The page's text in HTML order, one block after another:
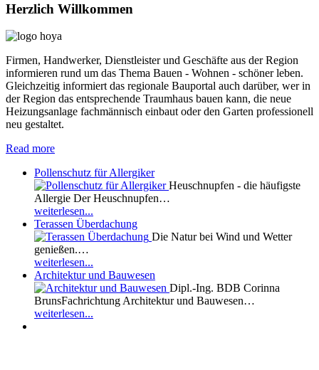
Herzlich Willkommen
Firmen, Handwerker, Dienstleister und Geschäfte aus der Region
informieren rund um das Thema Bauen - Wohnen - schöner leben.
Gleichzeitig informiert das regionale Bauportal auch darüber, wer in
der Region das entsprechende Traumhaus bauen kann, die neue
Heizungsanlage fachmännisch einbaut oder den Garten professionell
neu gestaltet.
Read more
Pollenschutz für Allergiker
Heuschnupfen - die häufigste
Allergie Der Heuschnupfen…
weiterlesen...
Terassen Überdachung
Die Natur bei Wind und Wetter
genießen.…
weiterlesen...
Architektur und Bauwesen
Dipl.-Ing. BDB Corinna
BrunsFachrichtung Architektur und Bauwesen…
weiterlesen...